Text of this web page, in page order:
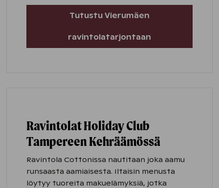
Tutustu Vierumäen
ravintolatarjontaan
Ravintolat Holiday Club
Tampereen Kehräämössä
Ravintola Cottonissa nautitaan joka aamu
runsaasta aamiaisesta. Iltaisin menusta
löytyy tuoreita makuelämyksiä, jotka